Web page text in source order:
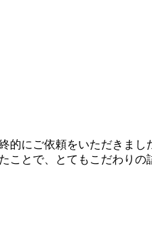
にご依頼をいただきまし
とで、とてもこだわり